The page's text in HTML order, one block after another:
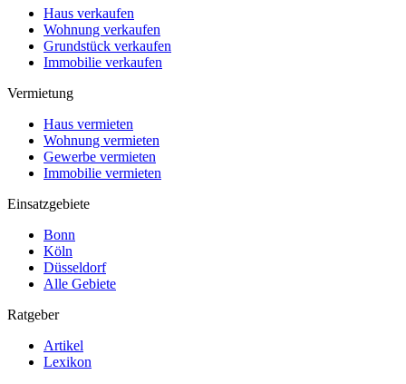
Haus verkaufen
Wohnung verkaufen
Grundstück verkaufen
Immobilie verkaufen
Vermietung
Haus vermieten
Wohnung vermieten
Gewerbe vermieten
Immobilie vermieten
Einsatzgebiete
Bonn
Köln
Düsseldorf
Alle Gebiete
Ratgeber
Artikel
Lexikon